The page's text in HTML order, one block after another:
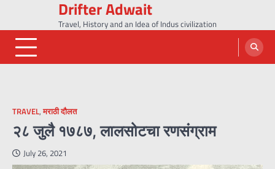
content
Drifter Adwait
Travel, History and an Idea of Indus civilization
TRAVEL,मराठी दौलत
२८ जुलै १७८७, लालसोटचा रणसंग्राम
July 26, 2021